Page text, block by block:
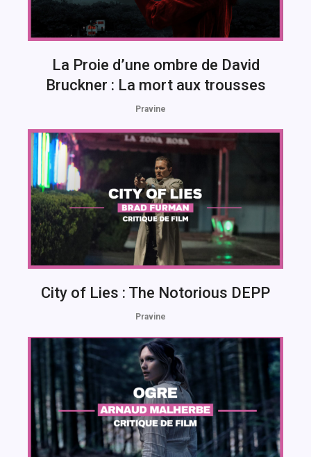
La Proie d’une ombre de David
Bruckner : La mort aux trousses
Pravine
City of Lies : The Notorious DEPP
Pravine